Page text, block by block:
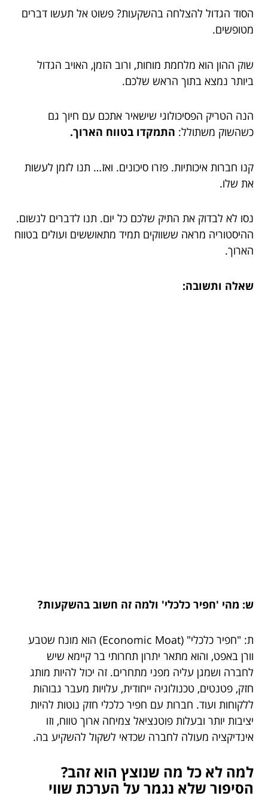
הסוד הגדול להצלחה בהשקעות? פשוט אל תעשו דברים
מטופשים.
שוק ההון הוא מלחמת מוחות, ורוב הזמן, האויב הגדול
ביותר נמצא בתוך הראש שלכם.
הנה הטריק הפסיכולוגי שישאיר אתכם עם חיוך גם
כשהשוק משתולל: התמקדו בטווח הארוך.
קנו חברות איכותיות. פזרו סיכונים. ואז… תנו לזמן לעשות
את שלו.
נסו לא לבדוק את התיק שלכם כל יום. תנו לדברים לנשום.
ההיסטוריה מראה ששווקים תמיד מתאוששים ועולים בטווח
הארוך.
שאלה ותשובה:
ש: מהי 'חפיר כלכלי' ולמה זה חשוב בהשקעות?
ת: "חפיר כלכלי" (Economic Moat) הוא מונח שטבע
וורן באפט, והוא מתאר יתרון תחרותי בר קיימא שיש
לחברה ושמגן עליה מפני מתחרים. זה יכול להיות מותג
חזק, פטנטים, טכנולוגיה ייחודית, עלויות מעבר גבוהות
ללקוחות ועוד. חברות עם חפיר כלכלי חזק נוטות להיות
יציבות יותר ובעלות פוטנציאל צמיחה ארוך טווח, וזו
אינדיקציה מעולה לחברה שכדאי לשקול להשקיע בה.
למה לא כל מה שנוצץ הוא זהב?
הסיפור שלא נגמר על הערכת שווי